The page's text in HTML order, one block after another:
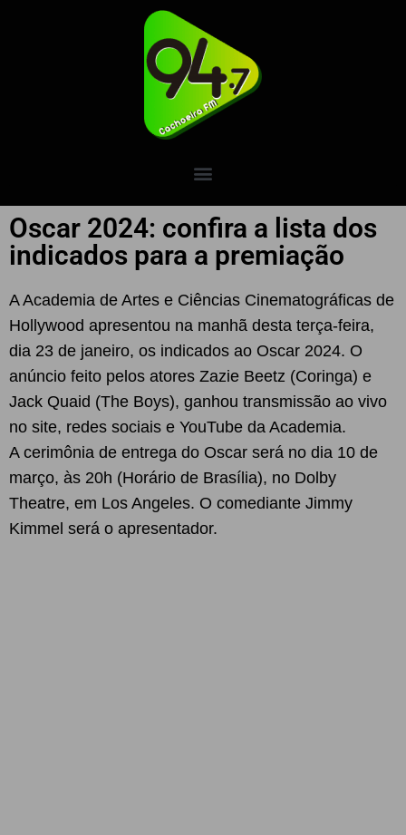
Oscar 2024: confira a lista dos
indicados para a premiação
A Academia de Artes e Ciências Cinematográficas de
Hollywood apresentou na manhã desta terça-feira,
dia 23 de janeiro, os indicados ao Oscar 2024. O
anúncio feito pelos atores Zazie Beetz (Coringa) e
Jack Quaid (The Boys), ganhou transmissão ao vivo
no site, redes sociais e YouTube da Academia.
A cerimônia de entrega do Oscar será no dia 10 de
março, às 20h (Horário de Brasília), no Dolby
Theatre, em Los Angeles. O comediante Jimmy
Kimmel será o apresentador.